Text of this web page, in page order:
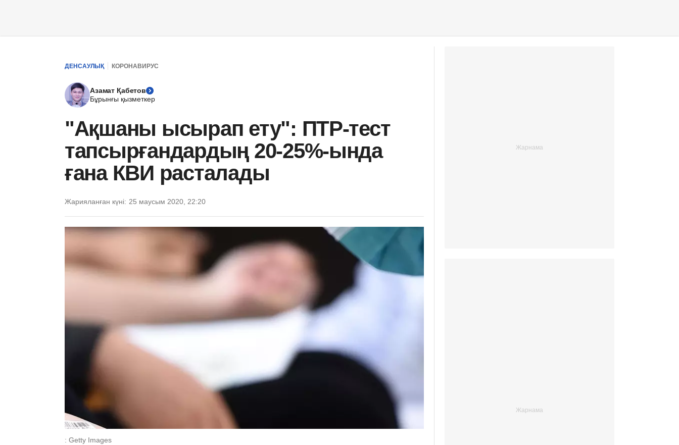
ДЕНСАУЛЫҚ КОРОНАВИРУС
Азамат Қабетов
Бұрынғы қызметкер
"Ақшаны ысырап ету": ПТР-тест
тапсырғандардың 20-25%-ында
ғана КВИ расталады
Жарияланған күні: 25 маусым 2020, 22:20
: Getty Images